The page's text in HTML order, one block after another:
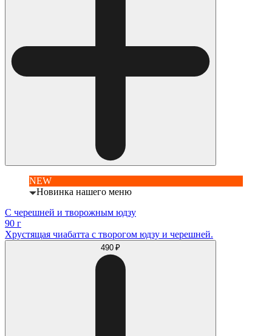
NEW
Новинка нашего меню
С черешней и творожным юдзу
90 г
Хрустящая чиабатта с творогом юдзу и черешней.
490 ₽